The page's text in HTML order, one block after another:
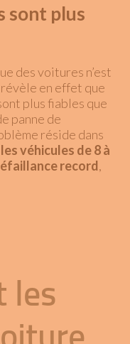
sont plus
des voitures n’est
révèle en effet que
plus fiables que
panne de
réside dans
les véhicules de 8 à
record,
les